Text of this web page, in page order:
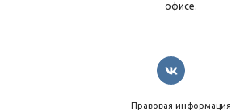
офисе.
Правовая информация